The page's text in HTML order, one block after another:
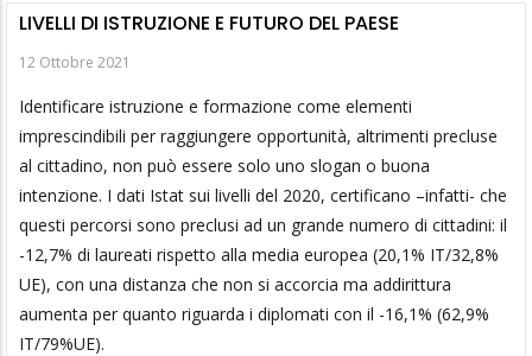
LIVELLI DI ISTRUZIONE E FUTURO DEL PAESE
12 Ottobre 2021
Identificare istruzione e formazione come elementi
imprescindibili per raggiungere opportunità, altrimenti precluse
al cittadino, non può essere solo uno slogan o buona
intenzione. I dati Istat sui livelli del 2020, certificano –infatti- che
questi percorsi sono preclusi ad un grande numero di cittadini: il
-12,7% di laureati rispetto alla media europea (20,1% IT/32,8%
UE), con una distanza che non si accorcia ma addirittura
aumenta per quanto riguarda i diplomati con il -16,1% (62,9%
IT/79%UE).